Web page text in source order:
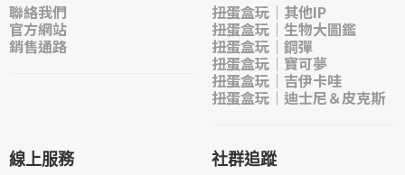
聯絡我們
官方網站
銷售通路
扭蛋盒玩｜其他IP
扭蛋盒玩｜生物大圖鑑
扭蛋盒玩｜鋼彈
扭蛋盒玩｜寶可夢
扭蛋盒玩｜吉伊卡哇
扭蛋盒玩｜迪士尼＆皮克斯
線上服務 社群追蹤